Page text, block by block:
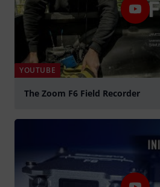
YOUTUBE
The Zoom F6 Field Recorder